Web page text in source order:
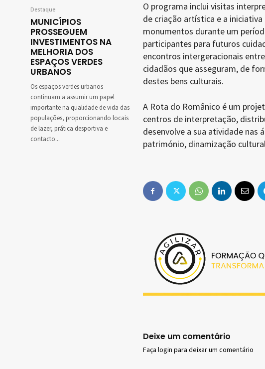
Destaque
MUNICÍPIOS
PROSSEGUEM
INVESTIMENTOS NA
MELHORIA DOS
ESPAÇOS VERDES
URBANOS
Os espaços verdes urbanos
continuam a assumir um papel
importante na qualidade de vida das
populações, proporcionando locais
de lazer, prática desportiva e
contacto...
O programa inclui visitas
de criação artística e a iniciativa
monumentos durante um
participantes para futuros
encontros intergeracionais
cidadãos que asseguram, de
destes bens culturais.
A Rota do Românico é um
centros de interpretação,
desenvolve a sua atividade nas
património, dinamização
Deixe um comentário
Faça login para deixar um comentário